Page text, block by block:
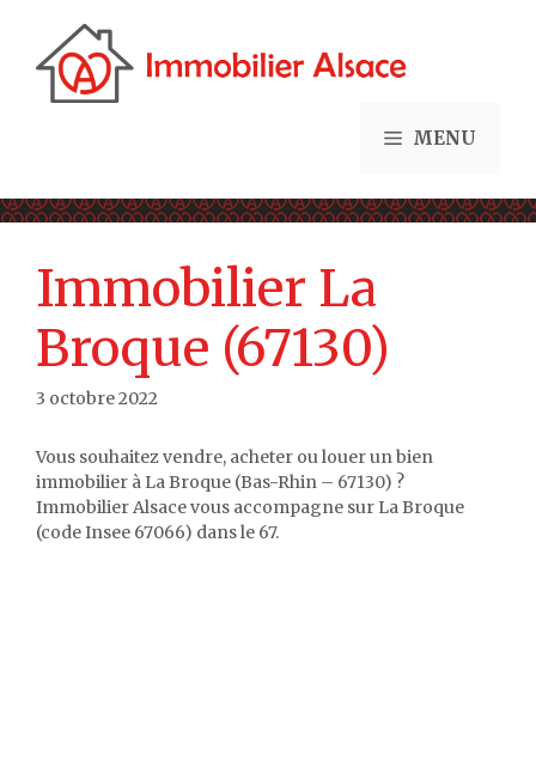
contenu
MENU
Immobilier La
Broque (67130)
3 octobre 2022
Vous souhaitez vendre, acheter ou louer un bien
immobilier à La Broque (Bas-Rhin – 67130) ?
Immobilier Alsace vous accompagne sur La Broque
(code Insee 67066) dans le 67.